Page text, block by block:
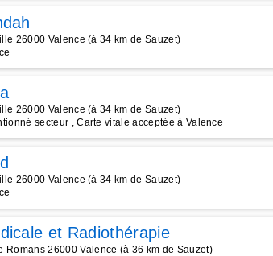
26000 Valence (à 34 km de Sauzet)
26000 Valence (à 34 km de Sauzet)
secteur , Carte vitale acceptée à Valence
26000 Valence (à 34 km de Sauzet)
et Radiothérapie
Romans 26000 Valence (à 36 km de Sauzet)